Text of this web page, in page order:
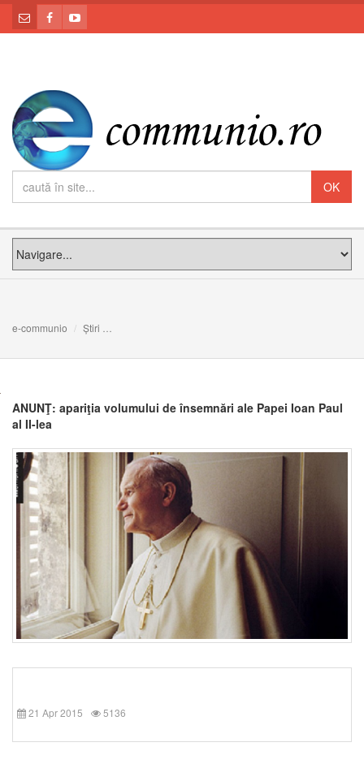
e-communio Știri
ANUNŢ: apariţia volumului de însemnări ale Papei Ioan Paul
al II-lea
21 Apr 2015 5136